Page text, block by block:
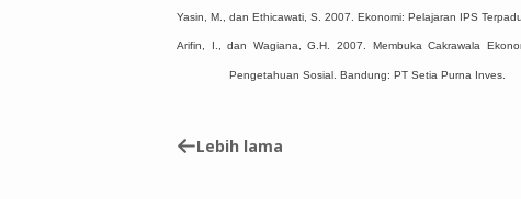
Yasin, M., dan Ethicawati, S. 2007. Ekonomi: Pelajaran IPS
Arifin, I., dan Wagiana, G.H. 2007. Membuka Cakrawala
Pengetahuan Sosial. Bandung: PT Setia Purna Inves.
Lebih lama